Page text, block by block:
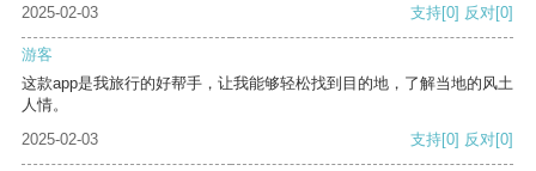
2025-02-03
支持[0] 反对[0]
游客
这款app是我旅行的好帮手，让我能够轻松找到目的地，了解当地的风土
人情。
2025-02-03
支持[0] 反对[0]